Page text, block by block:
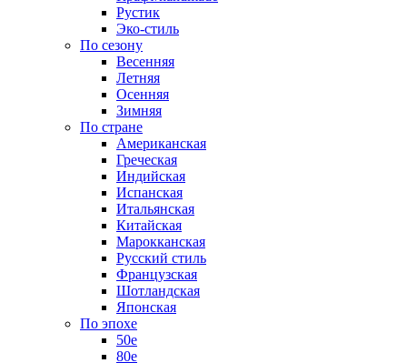
Рустик
Эко-стиль
По сезону
Весенняя
Летняя
Осенняя
Зимняя
По стране
Американская
Греческая
Индийская
Испанская
Итальянская
Китайская
Марокканская
Русский стиль
Французская
Шотландская
Японская
По эпохе
50е
80е